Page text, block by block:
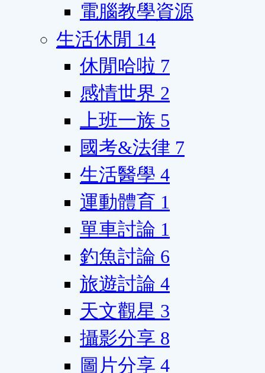
電腦教學資源
生活休閒 14
休閒哈啦 7
感情世界 2
上班一族 5
國考&法律 7
生活醫學 4
運動體育 1
單車討論 1
釣魚討論 6
旅遊討論 4
天文觀星 3
攝影分享 8
圖片分享 4